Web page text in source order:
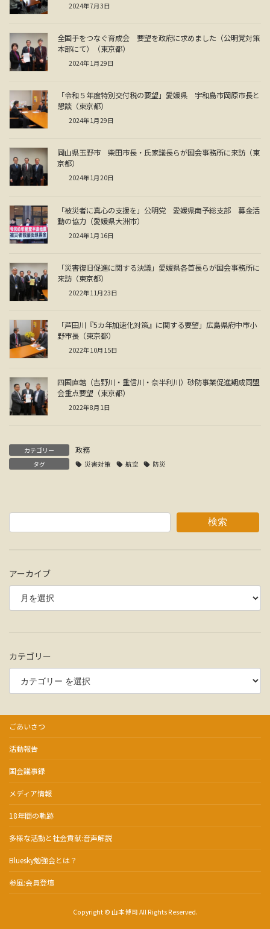
2024年7月3日
全国手をつなぐ育成会 要望を政府に求めました（公明党対策
本部にて）（東京都）
2024年1月29日
「令和５年度特別交付税の要望」愛媛県 宇和島市岡原市長と
懇談（東京都）
2024年1月29日
岡山県玉野市 柴田市長・氏家議長らが国会事務所に来訪（東
京都）
2024年1月20日
「被災者に真心の支援を」公明党 愛媛県南予総支部 募金活
動の協力（愛媛県大洲市）
2024年1月16日
「災害復旧促進に関する決議」愛媛県各首長らが国会事務所に
来訪（東京都）
2022年11月23日
「芦田川『5カ年加速化対策』に関する要望」広島県府中市小
野市長（東京都）
2022年10月15日
四国直轄（吉野川・重信川・奈半利川）砂防事業促進期成同盟
会重点要望（東京都）
2022年8月1日
カテゴリー 政務
タグ 災害対策 航空 防災
検索
アーカイブ
カテゴリー
ごあいさつ
活動報告
国会議事録
メディア情報
18年間の軌跡
多様な活動と社会貢献:音声解説
Bluesky勉強会とは？
参風:会員登壇
Copyright © 山本博司 All Rights Reserved.